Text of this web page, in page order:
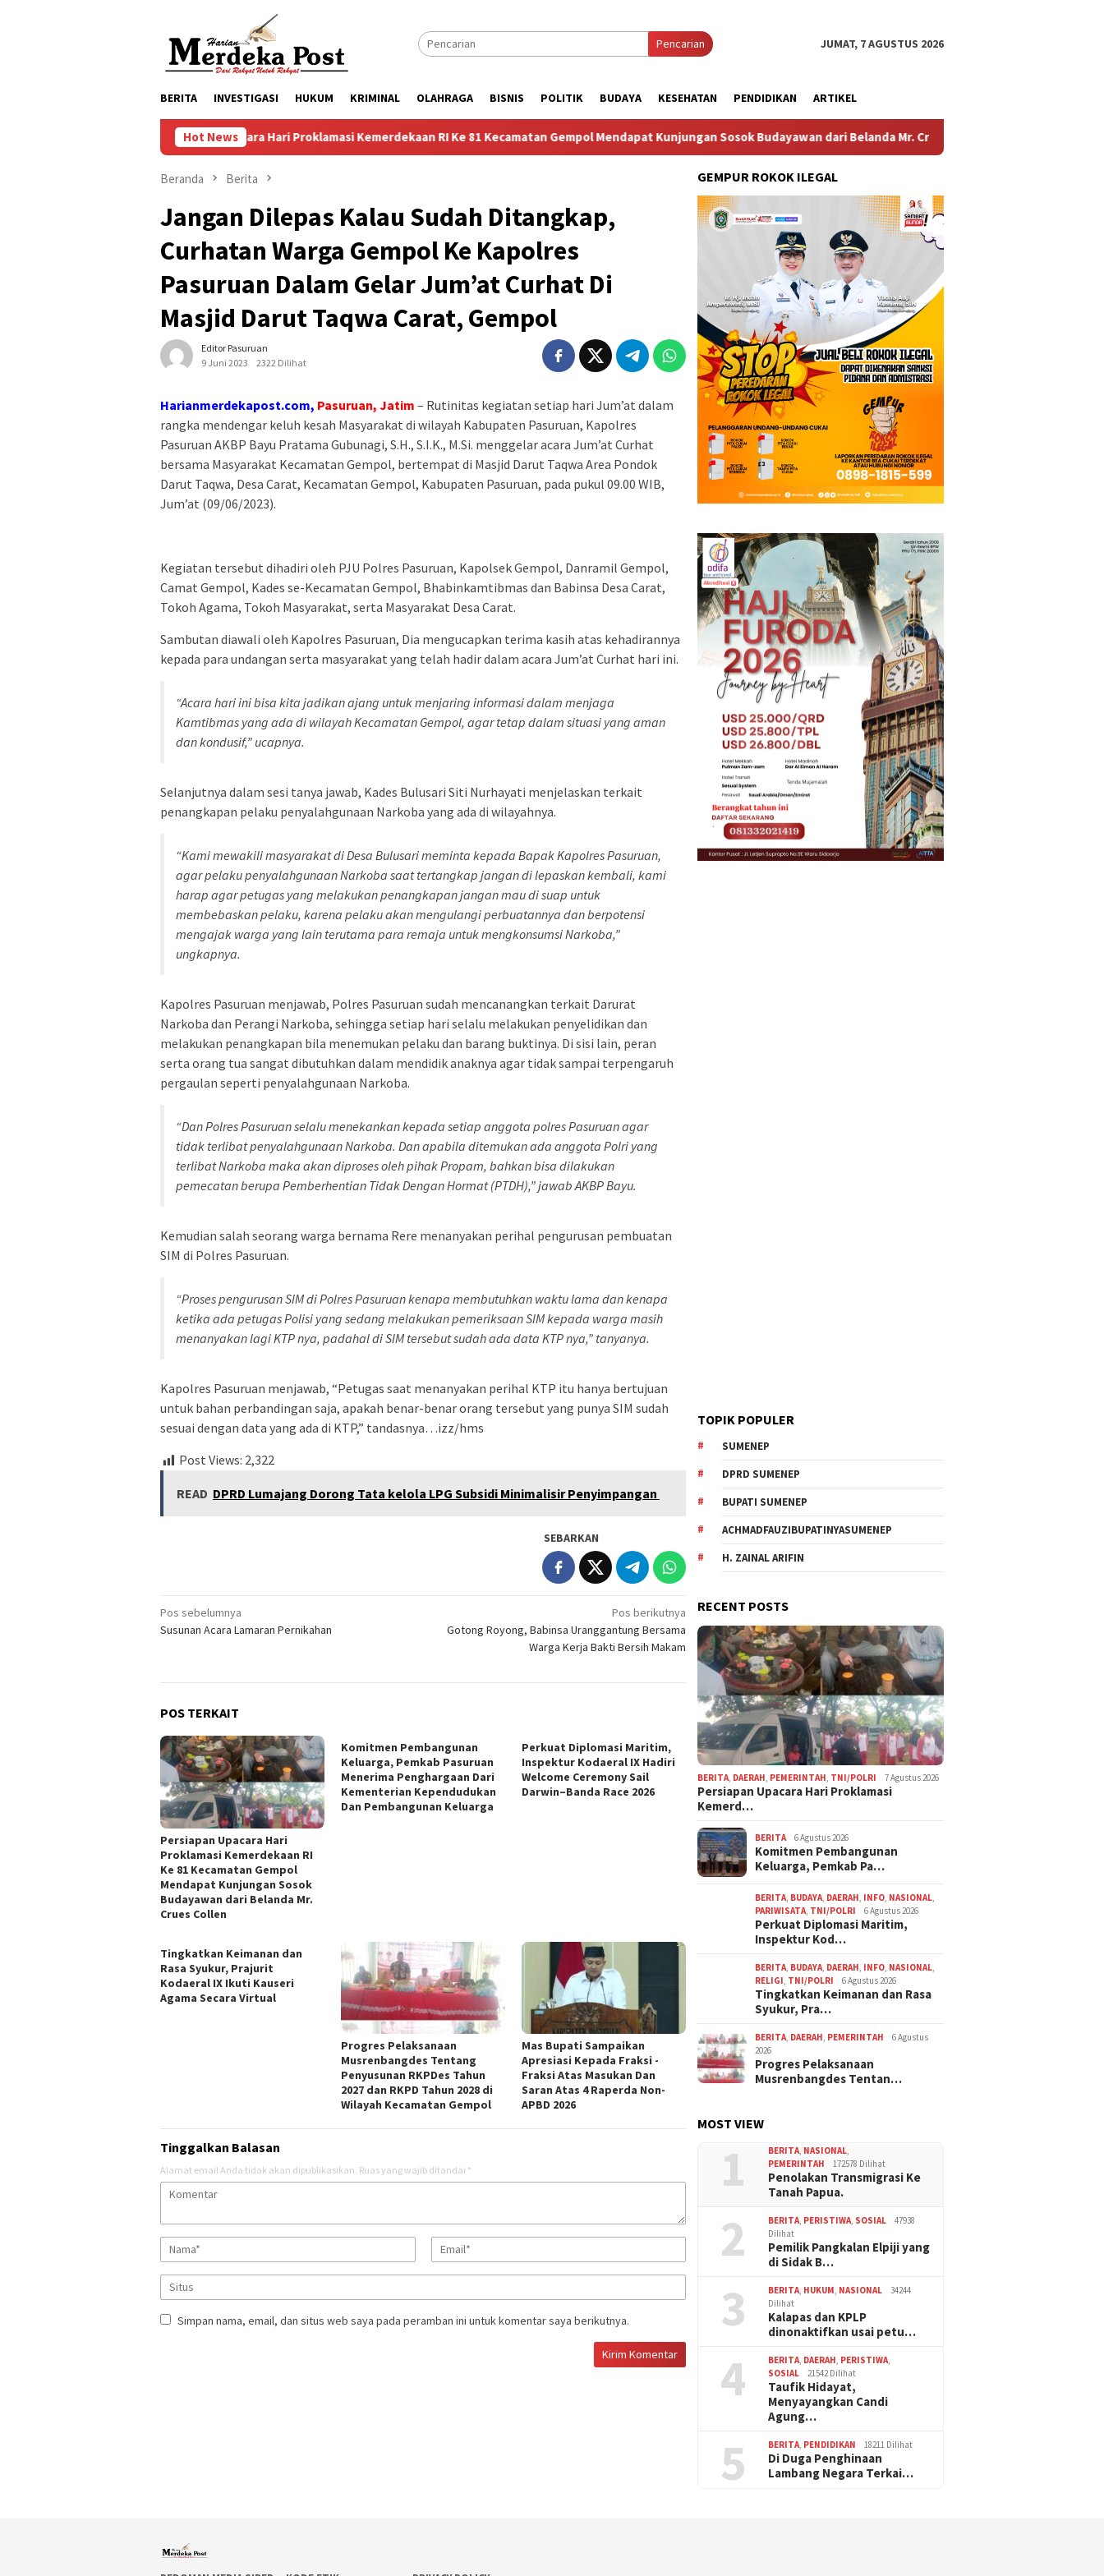
Pencarian JUMAT, 7 AGUSTUS 2026
BERITA INVESTIGASI HUKUM KRIMINAL OLAHRAGA BISNIS POLITIK BUDAYA KESEHATAN PENDIDIKAN ARTIKEL
Hot News
Persiapan Upacara Hari Proklamasi Kemerdekaan RI Ke 81 Kecamatan Gempol Mendapat Kunjungan Sosok Budayawan dari Belanda Mr. Crues Collen
Beranda Berita
Jangan Dilepas Kalau Sudah Ditangkap,
Curhatan Warga Gempol Ke Kapolres
Pasuruan Dalam Gelar Jum’at Curhat Di
Masjid Darut Taqwa Carat, Gempol
Editor Pasuruan
9 Juni 2023
2322 Dilihat
Harianmerdekapost.com, Pasuruan, Jatim – Rutinitas kegiatan setiap hari Jum’at dalam
rangka mendengar keluh kesah Masyarakat di wilayah Kabupaten Pasuruan, Kapolres
Pasuruan AKBP Bayu Pratama Gubunagi, S.H., S.I.K., M.Si. menggelar acara Jum’at Curhat
bersama Masyarakat Kecamatan Gempol, bertempat di Masjid Darut Taqwa Area Pondok
Darut Taqwa, Desa Carat, Kecamatan Gempol, Kabupaten Pasuruan, pada pukul 09.00 WIB,
Jum’at (09/06/2023).
Kegiatan tersebut dihadiri oleh PJU Polres Pasuruan, Kapolsek Gempol, Danramil Gempol,
Camat Gempol, Kades se-Kecamatan Gempol, Bhabinkamtibmas dan Babinsa Desa Carat,
Tokoh Agama, Tokoh Masyarakat, serta Masyarakat Desa Carat.
Sambutan diawali oleh Kapolres Pasuruan, Dia mengucapkan terima kasih atas kehadirannya
kepada para undangan serta masyarakat yang telah hadir dalam acara Jum’at Curhat hari ini.
“Acara hari ini bisa kita jadikan ajang untuk menjaring informasi dalam menjaga
Kamtibmas yang ada di wilayah Kecamatan Gempol, agar tetap dalam situasi yang aman
dan kondusif,” ucapnya.
Selanjutnya dalam sesi tanya jawab, Kades Bulusari Siti Nurhayati menjelaskan terkait
penangkapan pelaku penyalahgunaan Narkoba yang ada di wilayahnya.
“Kami mewakili masyarakat di Desa Bulusari meminta kepada Bapak Kapolres Pasuruan,
agar pelaku penyalahgunaan Narkoba saat tertangkap jangan di lepaskan kembali, kami
harap agar petugas yang melakukan penangkapan jangan mau di suap untuk
membebaskan pelaku, karena pelaku akan mengulangi perbuatannya dan berpotensi
mengajak warga yang lain terutama para remaja untuk mengkonsumsi Narkoba,”
ungkapnya.
Kapolres Pasuruan menjawab, Polres Pasuruan sudah mencanangkan terkait Darurat
Narkoba dan Perangi Narkoba, sehingga setiap hari selalu melakukan penyelidikan dan
melakukan penangkapan bila menemukan pelaku dan barang buktinya. Di sisi lain, peran
serta orang tua sangat dibutuhkan dalam mendidik anaknya agar tidak sampai terpengaruh
pergaulan seperti penyalahgunaan Narkoba.
“Dan Polres Pasuruan selalu menekankan kepada setiap anggota polres Pasuruan agar
tidak terlibat penyalahgunaan Narkoba. Dan apabila ditemukan ada anggota Polri yang
terlibat Narkoba maka akan diproses oleh pihak Propam, bahkan bisa dilakukan
pemecatan berupa Pemberhentian Tidak Dengan Hormat (PTDH),” jawab AKBP Bayu.
Kemudian salah seorang warga bernama Rere menanyakan perihal pengurusan pembuatan
SIM di Polres Pasuruan.
“Proses pengurusan SIM di Polres Pasuruan kenapa membutuhkan waktu lama dan kenapa
ketika ada petugas Polisi yang sedang melakukan pemeriksaan SIM kepada warga masih
menanyakan lagi KTP nya, padahal di SIM tersebut sudah ada data KTP nya,” tanyanya.
Kapolres Pasuruan menjawab, “Petugas saat menanyakan perihal KTP itu hanya bertujuan
untuk bahan perbandingan saja, apakah benar-benar orang tersebut yang punya SIM sudah
sesuai dengan data yang ada di KTP,” tandasnya…izz/hms
Post Views: 2,322
READ DPRD Lumajang Dorong Tata kelola LPG Subsidi Minimalisir Penyimpangan
SEBARKAN
Navigasi
pos
Pos sebelumnya
Susunan Acara Lamaran Pernikahan
Pos berikutnya
Gotong Royong, Babinsa Uranggantung Bersama
Warga Kerja Bakti Bersih Makam
POS TERKAIT
Persiapan Upacara Hari
Proklamasi Kemerdekaan RI
Ke 81 Kecamatan Gempol
Mendapat Kunjungan Sosok
Budayawan dari Belanda Mr.
Crues Collen
Komitmen Pembangunan
Keluarga, Pemkab Pasuruan
Menerima Penghargaan Dari
Kementerian Kependudukan
Dan Pembangunan Keluarga
Perkuat Diplomasi Maritim,
Inspektur Kodaeral IX Hadiri
Welcome Ceremony Sail
Darwin–Banda Race 2026
Tingkatkan Keimanan dan
Rasa Syukur, Prajurit
Kodaeral IX Ikuti Kauseri
Agama Secara Virtual
Progres Pelaksanaan
Musrenbangdes Tentang
Penyusunan RKPDes Tahun
2027 dan RKPD Tahun 2028 di
Wilayah Kecamatan Gempol
Mas Bupati Sampaikan
Apresiasi Kepada Fraksi -
Fraksi Atas Masukan Dan
Saran Atas 4 Raperda Non-
APBD 2026
Tinggalkan Balasan
Alamat email Anda tidak akan dipublikasikan. Ruas yang wajib ditandai *
Simpan nama, email, dan situs web saya pada peramban ini untuk komentar saya berikutnya.
GEMPUR ROKOK ILEGAL
TOPIK POPULER
SUMENEP
DPRD SUMENEP
BUPATI SUMENEP
ACHMADFAUZIBUPATINYASUMENEP
H. ZAINAL ARIFIN
RECENT POSTS
BERITA, DAERAH, PEMERINTAH, TNI/POLRI 7 Agustus 2026
Persiapan Upacara Hari Proklamasi
Kemerd…
BERITA 6 Agustus 2026
Komitmen Pembangunan
Keluarga, Pemkab Pa…
BERITA, BUDAYA, DAERAH, INFO, NASIONAL,
PARIWISATA, TNI/POLRI 6 Agustus 2026
Perkuat Diplomasi Maritim,
Inspektur Kod…
BERITA, BUDAYA, DAERAH, INFO, NASIONAL,
RELIGI, TNI/POLRI 6 Agustus 2026
Tingkatkan Keimanan dan Rasa
Syukur, Pra…
BERITA, DAERAH, PEMERINTAH
6 Agustus
2026
Progres Pelaksanaan
Musrenbangdes Tentan…
MOST VIEW
1 BERITA, NASIONAL,
PEMERINTAH
172578 Dilihat
Penolakan Transmigrasi Ke
Tanah Papua.
2 BERITA, PERISTIWA, SOSIAL
47938
Dilihat
Pemilik Pangkalan Elpiji yang
di Sidak B…
3 BERITA, HUKUM, NASIONAL
34244
Dilihat
Kalapas dan KPLP
dinonaktifkan usai petu…
4 BERITA, DAERAH, PERISTIWA,
SOSIAL
21542 Dilihat
Taufik Hidayat,
Menyayangkan Candi
Agung…
5 BERITA, PENDIDIKAN 18211 Dilihat
Di Duga Penghinaan
Lambang Negara Terkai…